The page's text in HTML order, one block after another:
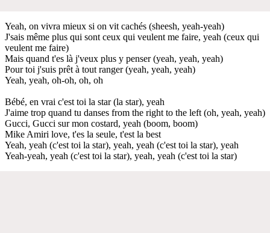
Yeah, on vivra mieux si on vit cachés (sheesh, yeah-yeah)
J'sais même plus qui sont ceux qui veulent me faire, yeah (ceux qui
veulent me faire)
Mais quand t'es là j'veux plus y penser (yeah, yeah, yeah)
Pour toi j'suis prêt à tout ranger (yeah, yeah, yeah)
Yeah, yeah, oh-oh, oh, oh
Bébé, en vrai c'est toi la star (la star), yeah
J'aime trop quand tu danses from the right to the left (oh, yeah, yeah)
Gucci, Gucci sur mon costard, yeah (boom, boom)
Mike Amiri love, t'es la seule, t'est la best
Yeah, yeah (c'est toi la star), yeah, yeah (c'est toi la star), yeah
Yeah-yeah, yeah (c'est toi la star), yeah, yeah (c'est toi la star)